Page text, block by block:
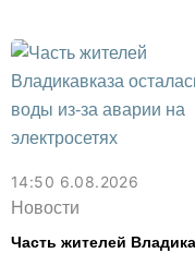
14:50 6.08.2026
Новости
Часть жителей